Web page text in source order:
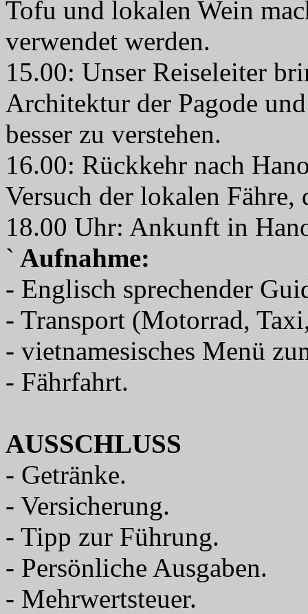
Tofu und lokalen Wein
verwendet werden.
15.00: Unser Reiseleiter
Architektur der Pagode
besser zu verstehen.
16.00: Rückkehr nach
Versuch der lokalen Fähre,
18.00 Uhr: Ankunft in
` Aufnahme:
- Englisch sprechender
- Transport (Motorrad,
- vietnamesisches Menü
- Fährfahrt.
AUSSCHLUSS
- Getränke.
- Versicherung.
- Tipp zur Führung.
- Persönliche Ausgaben.
- Mehrwertsteuer.